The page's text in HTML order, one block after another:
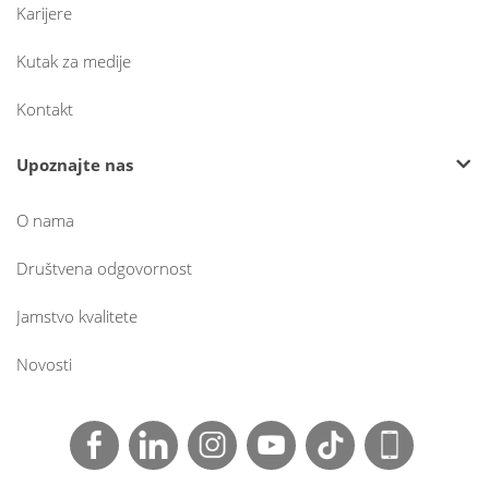
Karijere
Kutak za medije
Kontakt
Upoznajte nas
O nama
Društvena odgovornost
Jamstvo kvalitete
Novosti